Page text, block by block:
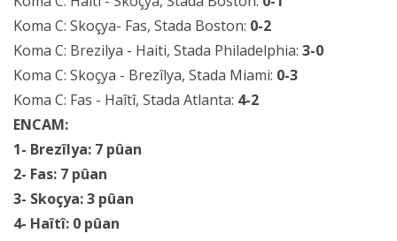
Koma C: Skoçya- Fas, Stada Boston: 0-2
Koma C: Brezilya - Haiti, Stada Philadelphia: 3-0
Koma C: Skoçya - Brezîlya, Stada Miami: 0-3
Koma C: Fas - Haîtî, Stada Atlanta: 4-2
ENCAM:
1- Brezîlya: 7 pûan
2- Fas: 7 pûan
3- Skoçya: 3 pûan
4- Haîtî: 0 pûan